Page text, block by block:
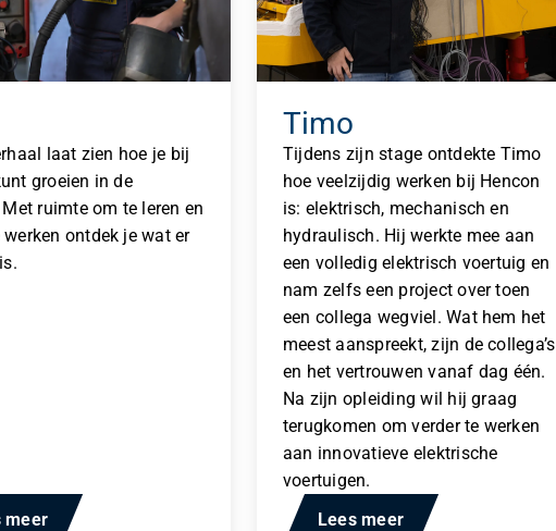
laat zien hoe je bij
groeien in de
ruimte om te leren en
ontdek je wat er
meer
Timo
Tijdens zijn stage ontdekte Timo
hoe veelzijdig werken bij Hencon
is: elektrisch, mechanisch en
hydraulisch. Hij werkte mee aan
een volledig elektrisch voertuig en
nam zelfs een project over toen
een collega wegviel. Wat hem het
meest aanspreekt, zijn de collega’s
en het vertrouwen vanaf dag één.
Na zijn opleiding wil hij graag
terugkomen om verder te werken
aan innovatieve elektrische
voertuigen.
Lees meer